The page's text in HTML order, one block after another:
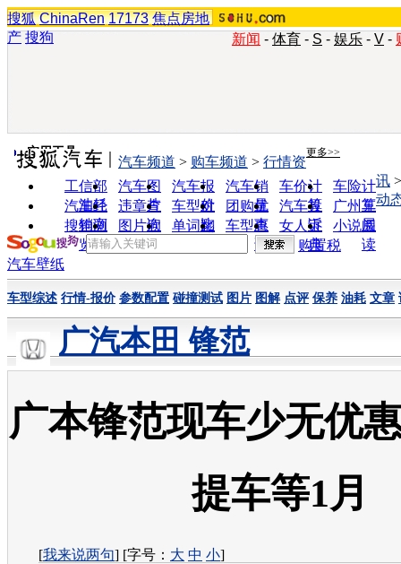
搜狐 ChinaRen 17173 焦点房地
产 搜狗 新闻 - 体育 - S - 娱乐 - V -
实用工具 更多>>
工信部
油耗
汽车图
片
汽车报
价
汽车销
量
车价计
算
车险计
算
汽车经
销商
违章查
询
车型对
比
团购优
惠
汽车投
诉
广州车
展
搜狗浏
览器
图片欣
赏
单词翻
车型查
询
女人宝
典
小说阅
读
汽车频道 > 购车频道 > 行情资
讯
动
购置税
汽车壁纸
车型综述 行情-报价 参数配置 碰撞测试 图片 图解 点评 保养 油耗 文章
广汽本田 锋范
广本锋范现车少无优
提车等1月
[我来说两句] [字号： 大 中 小]